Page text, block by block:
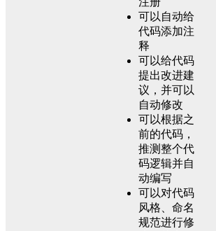
可以自动给
代码添加注
释
可以给代码
提出改进建
议，并可以
自动修改
可以根据之
前的代码，
推测整个代
码逻辑并自
动编写
可以对代码
风格、命名
规范进行修